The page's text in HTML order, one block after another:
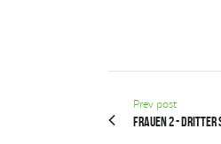
Prev post
Frauen 2 - dritter